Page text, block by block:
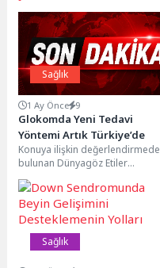
Sağlık
1 Ay Önce 9
Glokomda Yeni Tedavi
Yöntemi Artık Türkiye’de
Konuya ilişkin değerlendirmede
bulunan Dünyagöz Etiler
Hastanesi Göz Hastalıkları
Uzmanı Prof. Dr. Ümit Aykan,
glokom...
Sağlık